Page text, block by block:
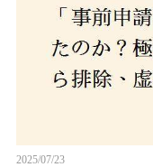
2025/07/23